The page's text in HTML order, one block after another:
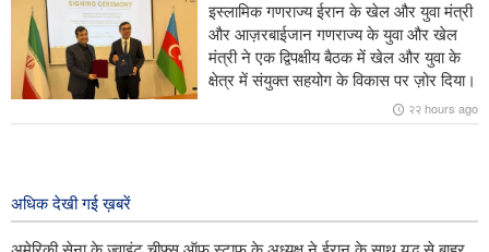
पाकिस्तान के रक्षा मंत्री ने ज़ायोनी शासन के खिलाफ़ इस्लामी देशों की एकता की
आवश्यकता पर ज़ोर दिया।
इस्लामिक गणराज्य ईरान के खेल और युवा मंत्री
और आज़रबाईजान गणराज्य के युवा और खेल
मंत्री ने एक द्विपक्षीय बैठक में खेल और युवा के
क्षेत्र में संयुक्त सहयोग के विकास पर ज़ोर दिया।
२२ hours ago
२२ hours ago
अधिक देखी गई ख़बरें